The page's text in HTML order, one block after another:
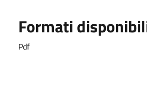
Formati
Pdf